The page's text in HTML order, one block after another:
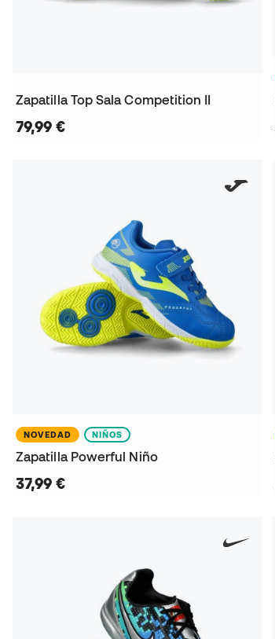
Zapatilla Top Sala Competition II
79,99 €
NOVEDAD NIÑOS
Zapatilla Powerful Niño
37,99 €